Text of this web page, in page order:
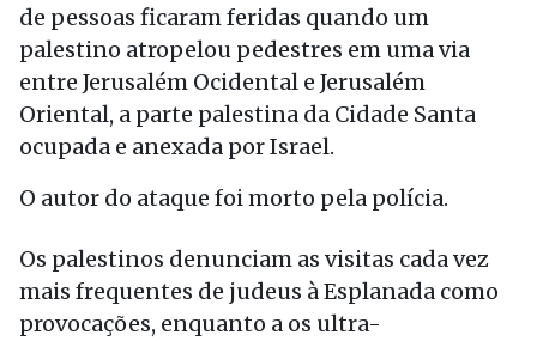
de pessoas ficaram feridas quando um
palestino atropelou pedestres em uma via
entre Jerusalém Ocidental e Jerusalém
Oriental, a parte palestina da Cidade Santa
ocupada e anexada por Israel.
O autor do ataque foi morto pela polícia.
Os palestinos denunciam as visitas cada vez
mais frequentes de judeus à Esplanada como
provocações, enquanto a os ultra-